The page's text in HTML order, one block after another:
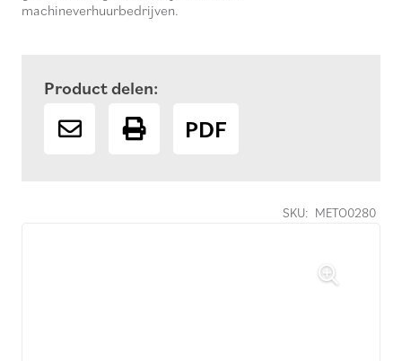
SKU: METO0280
machineverhuurbedrijven.
Product delen:
PDF